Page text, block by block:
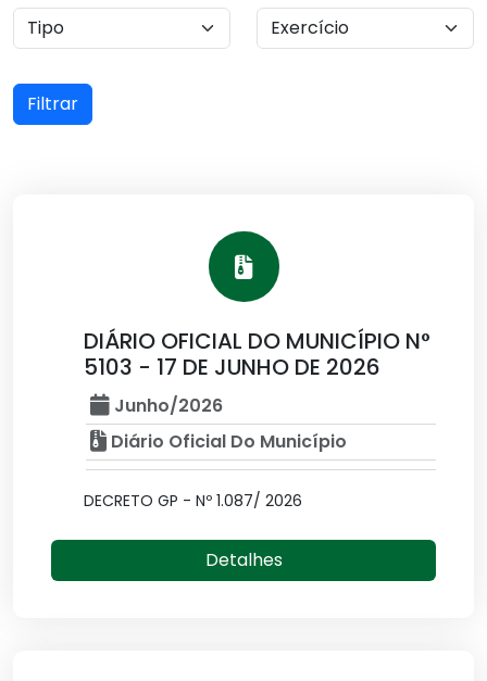
Filtrar
DIÁRIO OFICIAL DO MUNICÍPIO N°
5103 - 17 DE JUNHO DE 2026
Junho/2026
Diário Oficial Do Município
DECRETO GP - Nº 1.087/ 2026
Detalhes